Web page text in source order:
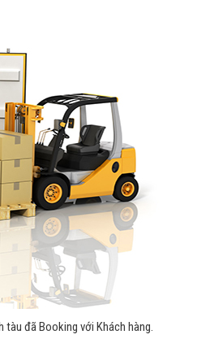
đã Booking với Khách hàng.